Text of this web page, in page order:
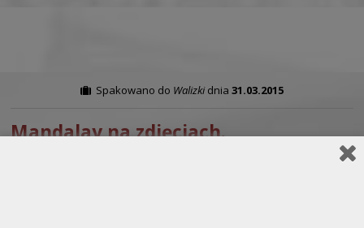
Spakowano do Walizkidnia 31.03.2015
Mandalay na zdjęciach.